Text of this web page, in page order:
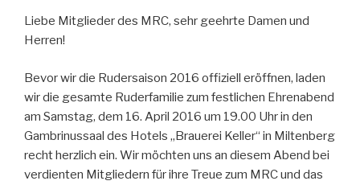
Liebe Mitglieder des MRC, sehr geehrte Damen und
Herren!
Bevor wir die Rudersaison 2016 offiziell eröffnen, laden
wir die gesamte Ruderfamilie zum festlichen Ehrenabend
am Samstag, dem 16. April 2016 um 19.00 Uhr in den
Gambrinussaal des Hotels „Brauerei Keller“ in Miltenberg
recht herzlich ein. Wir möchten uns an diesem Abend bei
verdienten Mitgliedern für ihre Treue zum MRC und das